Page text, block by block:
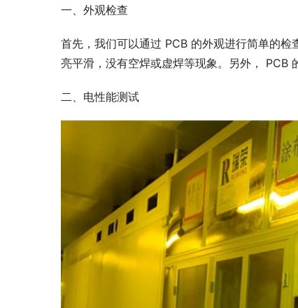
一、外观检查
首先，我们可以通过 PCB 的外观进行简单的
亮平滑，没有空焊或虚焊等现象。另外， PCB
二、电性能测试